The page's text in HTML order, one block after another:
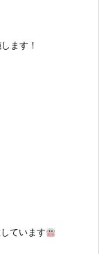
ます！
ています